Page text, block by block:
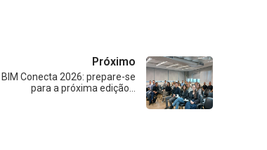
Próximo
BIM Conecta 2026: prepare-se
para a próxima edição…